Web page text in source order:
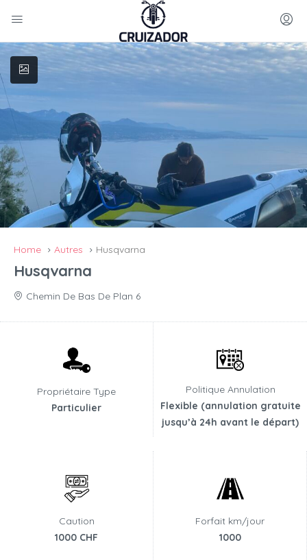
Home Autres Husqvarna
Husqvarna
Chemin De Bas De Plan 6
Propriétaire Type
Particulier
Politique Annulation
Flexible (annulation gratuite
jusqu’à 24h avant le départ)
Caution
1000 CHF
Forfait km/jour
1000